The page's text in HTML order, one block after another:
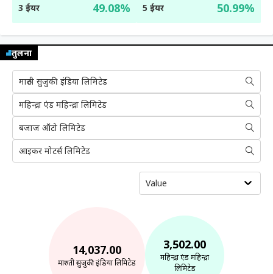
3 ईयर 49.08% 5 ईयर 50.99%
तुलना
मारुती सुजुकी इंडिया लिमिटेड
महिन्द्रा एंड महिन्द्रा लिमिटेड
बजाज ऑटो लिमिटेड
आइकर मोटर्स लिमिटेड
Value
14,037.00
मारुती सुजुकी इंडिया लिमिटेड
3,502.00
महिन्द्रा एंड महिन्द्रा
लिमिटेड